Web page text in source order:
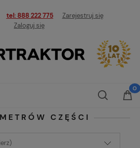
tel: 888 222 775
Zarejestruj się
Zaloguj się
CZĘŚCI